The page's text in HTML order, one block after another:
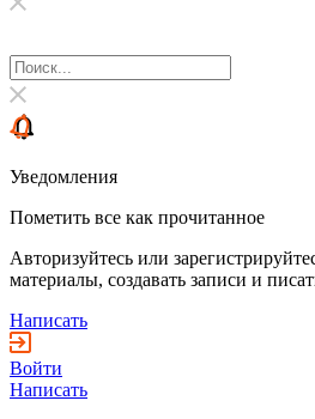
Уведомления
Пометить все как прочитанное
Авторизуйтесь или
материалы, создавать записи и
Написать
Войти
Написать